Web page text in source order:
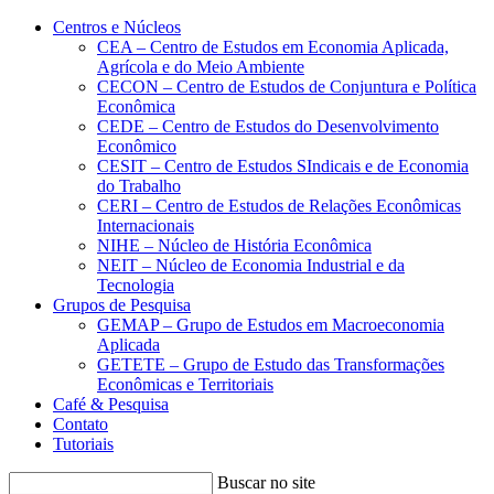
Conteúdo principal Menu principal
Centros e Núcleos
CEA – Centro de Estudos em Economia Aplicada,
Agrícola e do Meio Ambiente
CECON – Centro de Estudos de Conjuntura e Política
Econômica
CEDE – Centro de Estudos do Desenvolvimento
Econômico
CESIT – Centro de Estudos SIndicais e de Economia
do Trabalho
CERI – Centro de Estudos de Relações Econômicas
Internacionais
NIHE – Núcleo de História Econômica
NEIT – Núcleo de Economia Industrial e da
Tecnologia
Grupos de Pesquisa
GEMAP – Grupo de Estudos em Macroeconomia
Aplicada
GETETE – Grupo de Estudo das Transformações
Econômicas e Territoriais
Café & Pesquisa
Contato
Tutoriais
Buscar no site